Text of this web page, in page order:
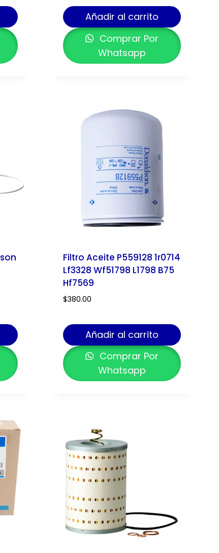
Añadir al carrito
Comprar Por
Whatsapp
Filtro Aceite P559128 1r0714
Lf3328 Wf51798 L1798 B75
Hf7569
$380.00
Añadir al carrito
Comprar Por
Whatsapp